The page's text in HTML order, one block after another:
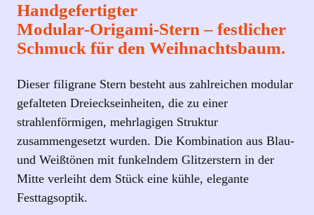
e
n
W
i
h
n
a
c
h
t
Handgefertigter
Modular‑Origami‑Stern – festlicher
Schmuck für den Weihnachtsbaum.
Dieser filigrane Stern besteht aus zahlreichen modular
gefalteten Dreieckseinheiten, die zu einer
strahlenförmigen, mehrlagigen Struktur
zusammengesetzt wurden. Die Kombination aus Blau-
und Weißtönen mit funkelndem Glitzerstern in der
Mitte verleiht dem Stück eine kühle, elegante
Festtagsoptik.